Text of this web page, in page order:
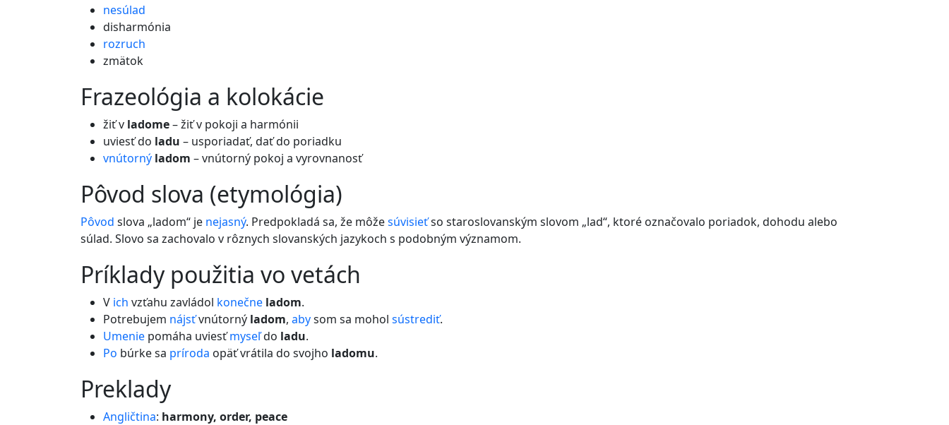
nesúlad
disharmónia
rozruch
zmätok
frazeológia a kolokácie
žiť v ladome– žiť v pokoji a harmónii
uviesť do ladu – usporiadať, dať do poriadku
vnútorný ladom – vnútorný pokoj a vyrovnanosť
pôvod slova (etymológia)
Pôvod slova „ladom“ je nejasný. Predpokladá sa, že môžesúvisieťso staroslovanským slovom „lad“, ktoré označovalo poriadok, dohodu alebo
súlad. Slovo sa zachovalo v rôznych slovanských jazykoch s podobným významom.
príklady použitia vo vetách
V ich vzťahu zavládol konečne ladom.
Potrebujem nájsťvnútorný ladom, abysom sa mohol sústrediť.
Umenie pomáha uviesťmyseľdo ladu.
Po búrke sa príroda opäť vrátila do svojho ladomu.
preklady
Angličtina: harmony, order, peace